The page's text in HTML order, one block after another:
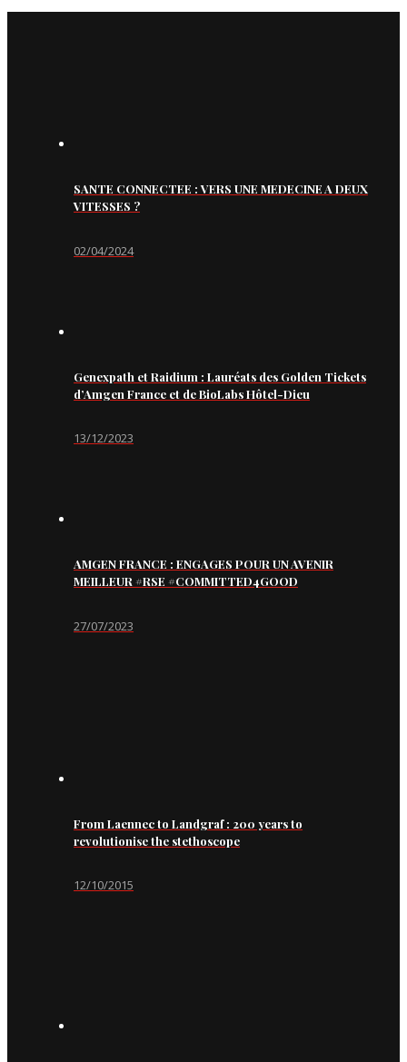
SANTE CONNECTEE : VERS UNE MEDECINE A DEUX
VITESSES ?
02/04/2024
Genexpath et Raidium : Lauréats des Golden Tickets
d’Amgen France et de BioLabs Hôtel-Dieu
13/12/2023
AMGEN FRANCE : ENGAGES POUR UN AVENIR
MEILLEUR #RSE #COMMITTED4GOOD
27/07/2023
From Laennec to Landgraf : 200 years to
revolutionise the stethoscope
12/10/2015